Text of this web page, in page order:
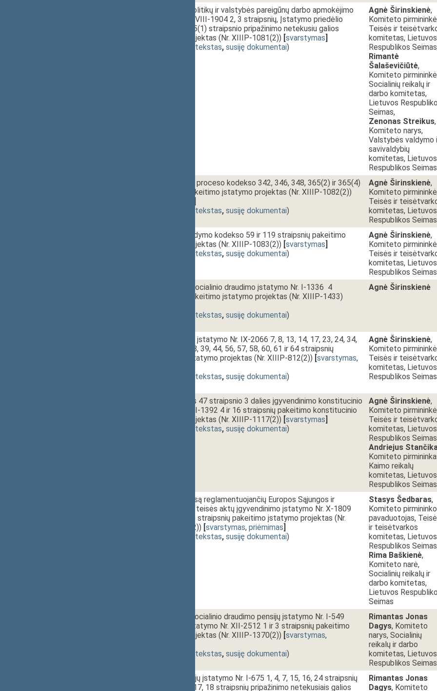
Valstybės politikų ir valstybės pareigūnų darbo apmokėjimo
įstatymo Nr. VIII-1904 2, 3 straipsnių, Įstatymo priedėlio
pakeitimo ir 5(1) straipsnio pripažinimo netekusiu galios
įstatymo projektas (Nr. XIIIP-1081(2)) [svarstymas]
dokumento tekstas, susiję dokumentai)
Agnė Širinskienė,
Komiteto
Teisės ir
komitetas, Lietuvos
Respublikos
Rimantė
Šalaševičiūtė,
Komiteto
Socialinių reikalų ir
darbo komitetas,
Lietuvos
Seimas,
Zenonas Streikus,
Komiteto narys,
Valstybės valdymo
savivaldybių
komitetas, Lietuvos
Respublikos Seimas
Baudžiamojo proceso kodekso 342, 346, 348, 365(2) ir 365(4)
straipsnių pakeitimo įstatymo projektas (Nr. XIIIP-1082(2))
dokumento tekstas, susiję dokumentai)
Agnė Širinskienė,
Komiteto
Teisės ir
komitetas, Lietuvos
Respublikos Seimas
Bausmių vykdymo kodekso 59 ir 119 straipsnių pakeitimo
įstatymo projektas (Nr. XIIIP-1083(2)) [svarstymas]
dokumento tekstas, susiję dokumentai)
Agnė Širinskienė,
Komiteto
Teisės ir
komitetas, Lietuvos
Respublikos Seimas
Valstybinio socialinio draudimo įstatymo Nr. I-1336 4
straipsnio pakeitimo įstatymo projektas (Nr. XIIIP-1433)
dokumento tekstas, susiję dokumentai)
Agnė Širinskienė
Advokatūros įstatymo Nr. IX-2066 7, 8, 13, 14, 17, 23, 24, 34,
35, 36, 37, 38, 39, 44, 56, 57, 58, 60, 61 ir 64 straipsnių
pakeitimo įstatymo projektas (Nr. XIIIP-812(2)) [svarstymas,
dokumento tekstas, susiję dokumentai)
Agnė Širinskienė,
Komiteto
Teisės ir
komitetas, Lietuvos
Respublikos Seimas
Konstitucijos 47 straipsnio 3 dalies įgyvendinimo konstitucinio
įstatymo Nr. I-1392 4 ir 16 straipsnių pakeitimo konstitucinio
įstatymo projektas (Nr. XIIIP-1117(2)) [svarstymas]
dokumento tekstas, susiję dokumentai)
Agnė Širinskienė,
Komiteto
Teisės ir
komitetas, Lietuvos
Respublikos
Andriejus
Komiteto
Kaimo reikalų
komitetas, Lietuvos
Respublikos Seimas
Civilinį procesą reglamentuojančių Europos Sąjungos ir
tarptautinės teisės aktų įgyvendinimo įstatymo Nr. X-1809
31(5) ir 31(9) straipsnių pakeitimo įstatymo projektas (Nr.
XIIIP-1202(2)) [svarstymas, priėmimas]
dokumento tekstas, susiję dokumentai)
Stasys Šedbaras,
Komiteto pirmininko
pavaduotojas,
ir teisėtvarkos
komitetas, Lietuvos
Respublikos
Rima Baškienė,
Komiteto narė,
Socialinių reikalų ir
darbo komitetas,
Lietuvos
Seimas
Valstybinių socialinio draudimo pensijų įstatymo Nr. I-549
pakeitimo įstatymo Nr. XII-2512 1 ir 3 straipsnių pakeitimo
įstatymo projektas (Nr. XIIIP-1370(2)) [svarstymas,
dokumento tekstas, susiję dokumentai)
Rimantas Jonas
Dagys, Komiteto
narys, Socialinių
reikalų ir darbo
komitetas, Lietuvos
Respublikos Seimas
Šalpos pensijų įstatymo Nr. I-675 1, 4, 7, 15, 16, 24 straipsnių
pakeitimo ir 17, 18 straipsnių pripažinimo netekusiais galios
Rimantas Jonas
Dagys, Komiteto